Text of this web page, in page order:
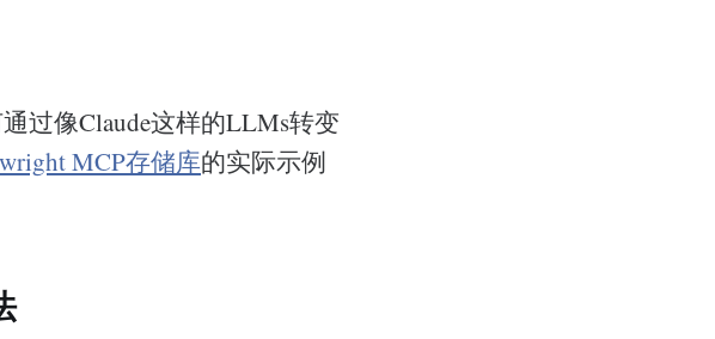
过像Claude这样的LLMs转变
MCP存储库的实际示例